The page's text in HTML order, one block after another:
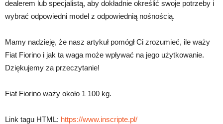
dealerem lub specjalistą, aby dokładnie określić swoje potrzeby i
wybrać odpowiedni model z odpowiednią nośnością.
Mamy nadzieję, że nasz artykuł pomógł Ci zrozumieć, ile waży
Fiat Fiorino i jak ta waga może wpływać na jego użytkowanie.
Dziękujemy za przeczytanie!
Fiat Fiorino waży około 1 100 kg.
Link tagu HTML: https://www.inscripte.pl/